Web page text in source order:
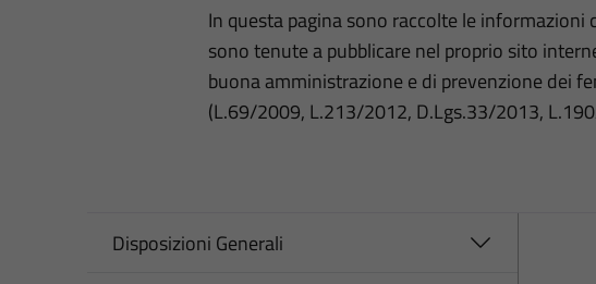
In questa pagina sono raccolte le
sono tenute a pubblicare nel proprio sito
buona amministrazione e di prevenzione dei
(L.69/2009, L.213/2012, D.Lgs.33/2013,
Disposizioni Generali